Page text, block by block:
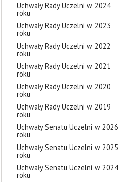
Uchwały Rady Uczelni w 2024
roku
Uchwały Rady Uczelni w 2023
roku
Uchwały Rady Uczelni w 2022
roku
Uchwały Rady Uczelni w 2021
roku
Uchwały Rady Uczelni w 2020
roku
Uchwały Rady Uczelni w 2019
roku
Uchwały Senatu Uczelni w 2026
roku
Uchwały Senatu Uczelni w 2025
roku
Uchwały Senatu Uczelni w 2024
roku